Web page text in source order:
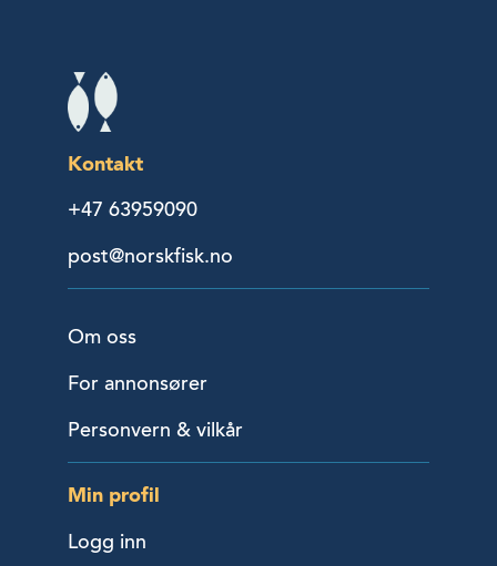
Kontakt
+47 63959090
post@norskfisk.no
Om oss
For annonsører
Personvern & vilkår
Min profil
Logg inn